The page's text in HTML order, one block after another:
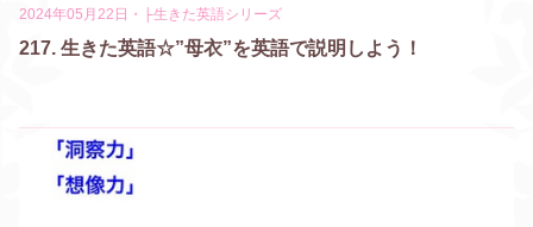
2024年05月22日 ・ ├生きた英語シリーズ
217. 生きた英語☆”母衣”を英語で説明しよう！